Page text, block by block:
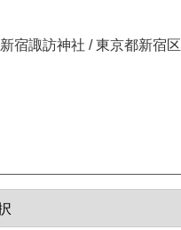
新宿諏訪神社 / 東京都新宿区